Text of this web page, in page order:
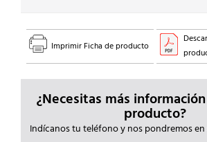
Imprimir Ficha de producto
¿Necesitas más
producto?
Indícanos tu teléfono y nos pondremos